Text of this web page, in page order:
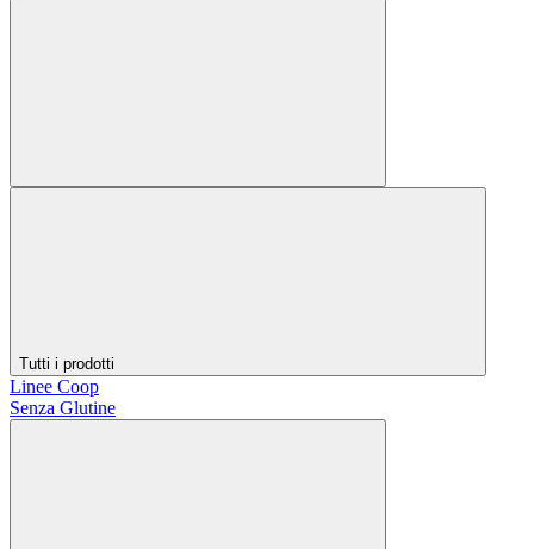
Tutti i prodotti
Linee Coop
Senza Glutine